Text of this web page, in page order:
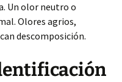
Un olor neutro o
Olores agrios,
descomposición.